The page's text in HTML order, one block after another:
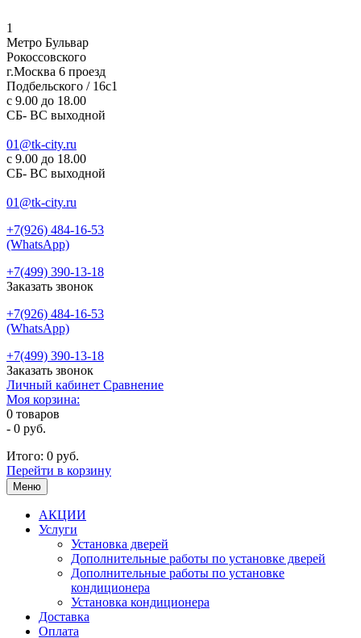
1
Метро Бульвар
Рокоссовского
г.Москва 6 проезд
Подбельского / 16с1
c 9.00 до 18.00
СБ- ВС выходной
01@tk-city.ru
c 9.00 до 18.00
СБ- ВС выходной
01@tk-city.ru
+7(926) 484-16-53
(WhatsApp)
+7(499) 390-13-18
Заказать звонок
+7(926) 484-16-53
(WhatsApp)
+7(499) 390-13-18
Заказать звонок
Личный кабинет Сравнение
Моя корзина:
0 товаров
- 0 руб.
Итого: 0 руб.
Перейти в корзину
Меню
АКЦИИ
Услуги
Установка дверей
Дополнительные работы по установке дверей
Дополнительные работы по установке
кондиционера
Установка кондиционера
Доставка
Оплата